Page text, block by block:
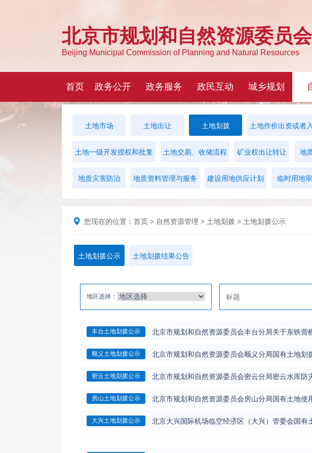
土地市场 土地出让 土地划拨 土地作价出资或者
土地一级开发授权和批复 土地交易、收储流程 矿业权出让转让 地
地质灾害防治 地质资料管理与服务 建设用地供应计划 临时用地
您现在的位置： 首页 > 自然资源管理 > 土地划拨 > 土地划拨公示
土地划拨公示 土地划拨结果公告